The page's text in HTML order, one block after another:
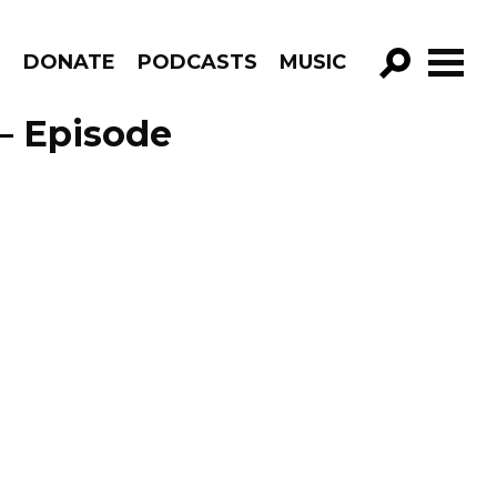
DONATE PODCASTS MUSIC
GO!
Episode